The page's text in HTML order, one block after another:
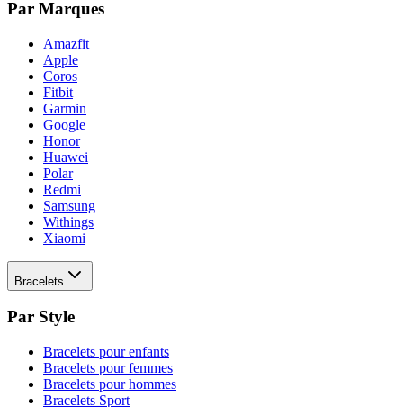
Par Marques
Amazfit
Apple
Coros
Fitbit
Garmin
Google
Honor
Huawei
Polar
Redmi
Samsung
Withings
Xiaomi
Bracelets
Par Style
Bracelets pour enfants
Bracelets pour femmes
Bracelets pour hommes
Bracelets Sport